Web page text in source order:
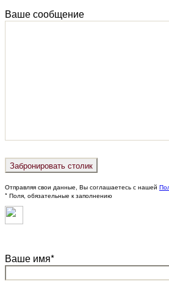
Ваше сообщение
Отправляя свои данные, Вы соглашаетесь с нашей
* Поля, обязательные к заполнению
Ваше имя*